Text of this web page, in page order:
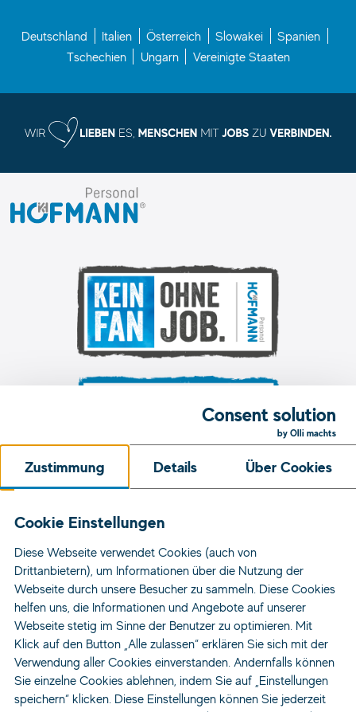
Deutschland Italien Österreich Slowakei
Spanien
Tschechien
Ungarn Vereinigte Staaten
K.
Jobs
Standorte
Für Bewerber
Für Unternehmen
Über Uns
Kontakt
News
Consent solution
by Olli machts
Zustimmung Details Über Cookies
Cookie Einstellungen
Diese Webseite verwendet Cookies (auch von
Drittanbietern), um Informationen über die Nutzung der
Webseite durch unsere Besucher zu sammeln. Diese Cookies
helfen uns, die Informationen und Angebote auf unserer
Webseite stetig im Sinne der Benutzer zu optimieren. Mit
Klick auf den Button „Alle zulassen“ erklären Sie sich mit der
Verwendung aller Cookies einverstanden. Andernfalls können
Sie einzelne Cookies ablehnen, indem Sie auf „Einstellungen
speichern“ klicken. Diese Einstellungen können Sie jederzeit